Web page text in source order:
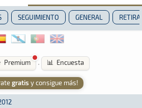
ARCHIVO
SEGUIMIENTO GENERAL
Premium · 📊 Encuesta
gratis y consigue más!